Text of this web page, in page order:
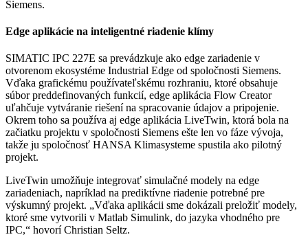
Siemens.
Edge aplikácie na inteligentné riadenie klímy
SIMATIC IPC 227E sa prevádzkuje ako edge zariadenie v
otvorenom ekosystéme Industrial Edge od spoločnosti Siemens.
Vďaka grafickému používateľskému rozhraniu, ktoré obsahuje
súbor preddefinovaných funkcií, edge aplikácia Flow Creator
uľahčuje vytváranie riešení na spracovanie údajov a pripojenie.
Okrem toho sa používa aj edge aplikácia LiveTwin, ktorá bola na
začiatku projektu v spoločnosti Siemens ešte len vo fáze vývoja,
takže ju spoločnosť HANSA Klimasysteme spustila ako pilotný
projekt.
LiveTwin umožňuje integrovať simulačné modely na edge
zariadeniach, napríklad na prediktívne riadenie potrebné pre
výskumný projekt. „Vďaka aplikácii sme dokázali preložiť modely,
ktoré sme vytvorili v Matlab Simulink, do jazyka vhodného pre
IPC,“ hovorí Christian Seltz.